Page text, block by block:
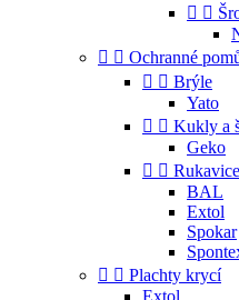
 
  Ochranné
  Brýle
Yato
  Kukly a
Geko
 
BAL
Extol
Spokar
  Plachty krycí
Extol